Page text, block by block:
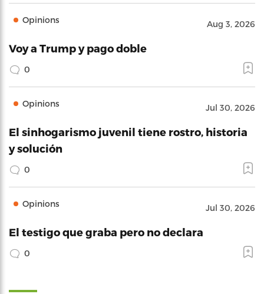
Opinions Aug 3, 2026
Voy a Trump y pago doble
0
Opinions Jul 30, 2026
El sinhogarismo juvenil tiene rostro, historia
y solución
0
Opinions Jul 30, 2026
El testigo que graba pero no declara
0